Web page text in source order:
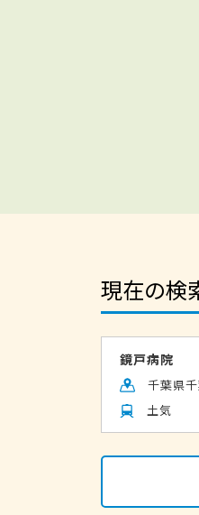
現在の検
鏡戸病院
千葉県
土気